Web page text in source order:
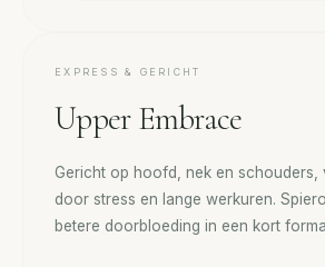
EXPRESS & GERICHT
Upper Embrace
Gericht op hoofd, nek en schouders,
door stress en lange werkuren.
betere doorbloeding in een kort